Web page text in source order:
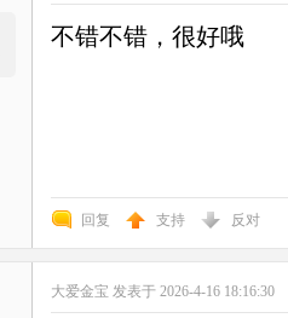
不错不错，很好哦
回复 支持 反对
大爱金宝 发表于 2026-4-16 18:16:30